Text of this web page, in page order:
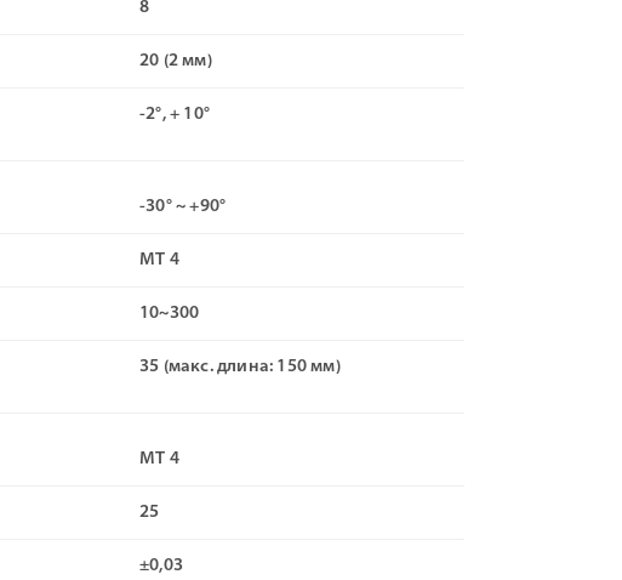
8
20 (2 мм)
-2°, + 10°
-30° ~ +90°
МТ 4
10~300
35 (макс. длина: 150 мм)
МТ 4
25
±0,03